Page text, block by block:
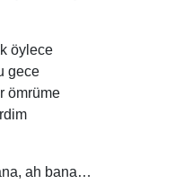
öylece
gece
ömrüme
ah bana…